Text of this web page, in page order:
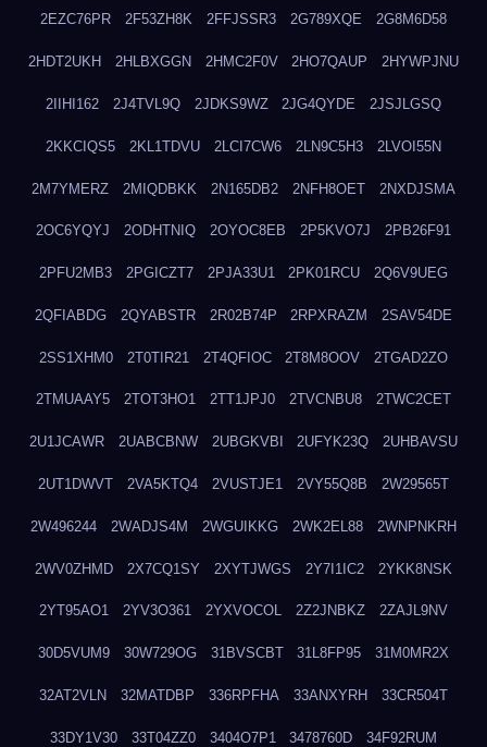
2EZC76PR 2F53ZH8K 2FFJSSR3 2G789XQE 2G8M6D58
2HDT2UKH 2HLBXGGN 2HMC2F0V 2HO7QAUP 2HYWPJNU
2IIHI162 2J4TVL9Q 2JDKS9WZ 2JG4QYDE 2JSJLGSQ
2KKCIQS5 2KL1TDVU 2LCI7CW6 2LN9C5H3 2LVOI55N
2M7YMERZ 2MIQDBKK 2N165DB2 2NFH8OET 2NXDJSMA
2OC6YQYJ 2ODHTNIQ 2OYOC8EB 2P5KVO7J 2PB26F91
2PFU2MB3 2PGICZT7 2PJA33U1 2PK01RCU 2Q6V9UEG
2QFIABDG 2QYABSTR 2R02B74P 2RPXRAZM 2SAV54DE
2SS1XHM0 2T0TIR21 2T4QFIOC 2T8M8OOV 2TGAD2ZO
2TMUAAY5 2TOT3HO1 2TT1JPJ0 2TVCNBU8 2TWC2CET
2U1JCAWR 2UABCBNW 2UBGKVBI 2UFYK23Q 2UHBAVSU
2UT1DWVT 2VA5KTQ4 2VUSTJE1 2VY55Q8B 2W29565T
2W496244 2WADJS4M 2WGUIKKG 2WK2EL88 2WNPNKRH
2WV0ZHMD 2X7CQ1SY 2XYTJWGS 2Y7I1IC2 2YKK8NSK
2YT95AO1 2YV3O361 2YXVOCOL 2Z2JNBKZ 2ZAJL9NV
30D5VUM9 30W729OG 31BVSCBT 31L8FP95 31M0MR2X
32AT2VLN 32MATDBP 336RPFHA 33ANXYRH 33CR504T
33DY1V30 33T04ZZ0 3404O7P1 3478760D 34F92RUM